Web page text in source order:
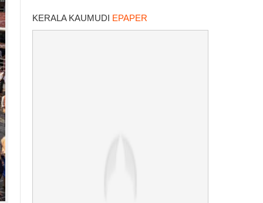
KERALA KAUMUDI EPAPER